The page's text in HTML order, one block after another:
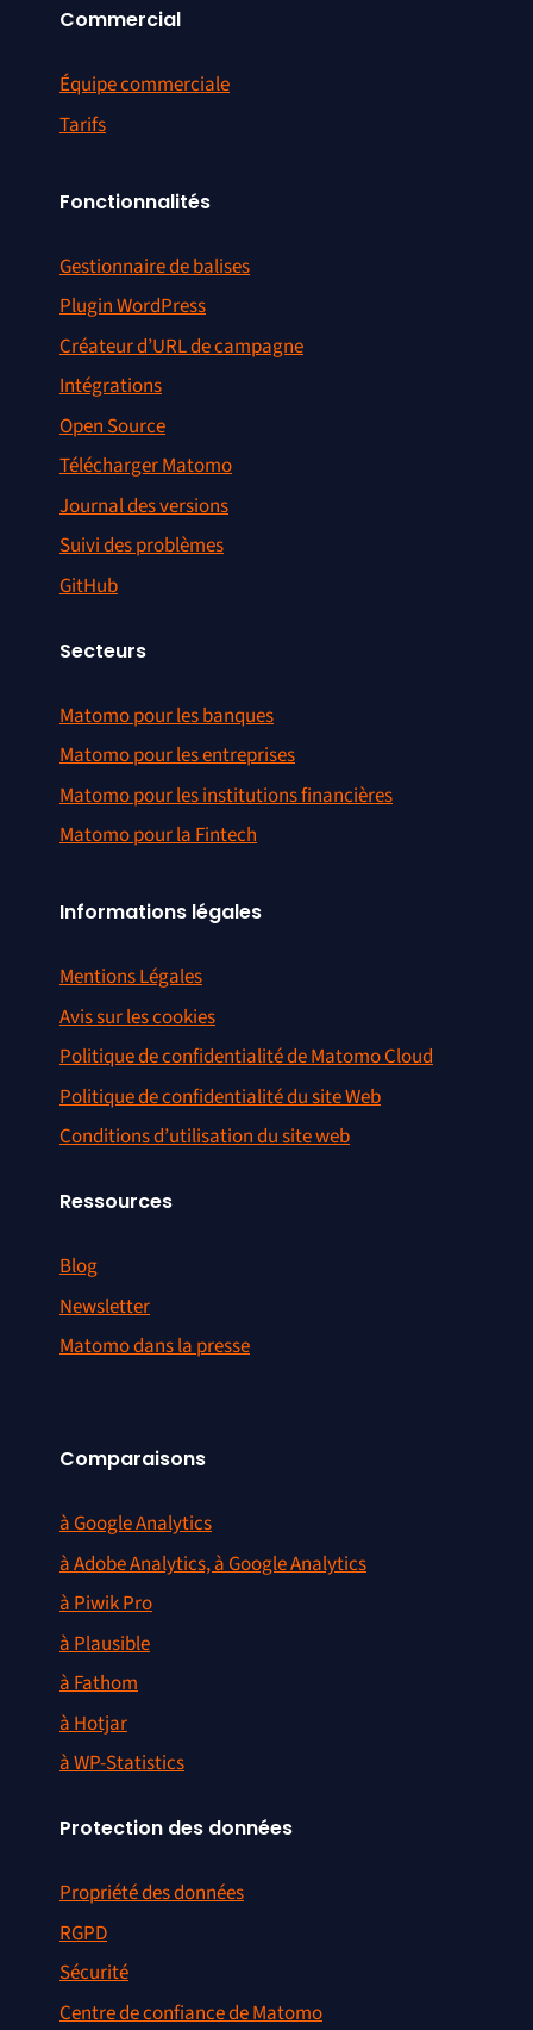
Commercial
Équipe commerciale
Tarifs
Fonctionnalités
Gestionnaire de balises
Plugin WordPress
Créateur d’URL de campagne
Intégrations
Open Source
Télécharger Matomo
Journal des versions
Suivi des problèmes
GitHub
Secteurs
Matomo pour les banques
Matomo pour les entreprises
Matomo pour les institutions financières
Matomo pour la Fintech
Informations légales
Mentions Légales
Avis sur les cookies
Politique de confidentialité de Matomo Cloud
Politique de confidentialité du site Web
Conditions d’utilisation du site web
Ressources
Blog
Newsletter
Matomo dans la presse
Comparaisons
à Google Analytics
à Adobe Analytics, à Google Analytics
à Piwik Pro
à Plausible
à Fathom
à Hotjar
à WP-Statistics
Protection des données
Propriété des données
RGPD
Sécurité
Centre de confiance de Matomo